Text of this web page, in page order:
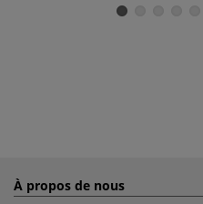
À propos de nous